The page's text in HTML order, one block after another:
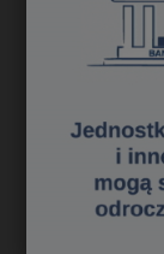
Kod produktu: